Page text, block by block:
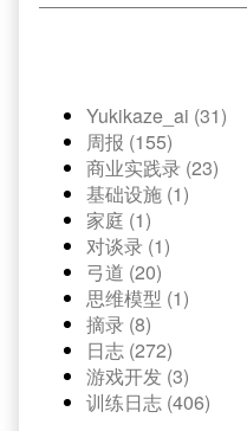
Yukikaze_ai (31)
周报 (155)
商业实践录 (23)
基础设施 (1)
家庭 (1)
对谈录 (1)
弓道 (20)
思维模型 (1)
摘录 (8)
日志 (272)
游戏开发 (3)
训练日志 (406)